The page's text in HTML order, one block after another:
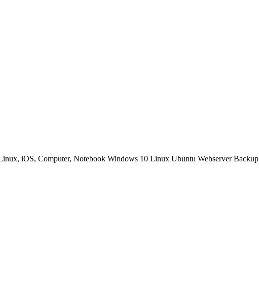
iOS, Computer, Notebook Windows 10 Linux Ubuntu Webserver Backup